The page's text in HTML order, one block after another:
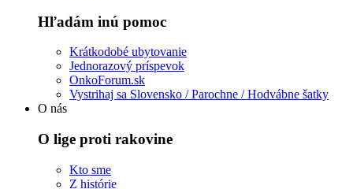
Hľadám inú pomoc
Krátkodobé ubytovanie
Jednorazový príspevok
OnkoForum.sk
Vystrihaj sa Slovensko / Parochne / Hodvábne šatky
O nás
O lige proti rakovine
Kto sme
Z histórie